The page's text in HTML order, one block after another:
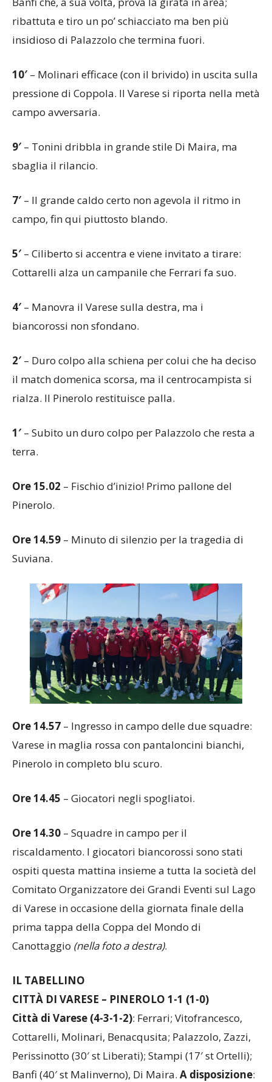
ribattuta e tiro un po’ schiacciato ma ben più
insidioso di Palazzolo che termina fuori.
10′ – Molinari efficace (con il brivido) in uscita sulla
pressione di Coppola. Il Varese si riporta nella metà
campo avversaria.
9′ – Tonini dribbla in grande stile Di Maira, ma
sbaglia il rilancio.
7′ – Il grande caldo certo non agevola il ritmo in
campo, fin qui piuttosto blando.
5′ – Ciliberto si accentra e viene invitato a tirare:
Cottarelli alza un campanile che Ferrari fa suo.
4′ – Manovra il Varese sulla destra, ma i
biancorossi non sfondano.
2′ – Duro colpo alla schiena per colui che ha deciso
il match domenica scorsa, ma il centrocampista si
rialza. Il Pinerolo restituisce palla.
1′ – Subito un duro colpo per Palazzolo che resta a
terra.
Ore 15.02 – Fischio d’inizio! Primo pallone del
Pinerolo.
Ore 14.59 – Minuto di silenzio per la tragedia di
Suviana.
Ore 14.57 – Ingresso in campo delle due squadre:
Varese in maglia rossa con pantaloncini bianchi,
Pinerolo in completo blu scuro.
Ore 14.45 – Giocatori negli spogliatoi.
Ore 14.30 – Squadre in campo per il
riscaldamento. I giocatori biancorossi sono stati
ospiti questa mattina insieme a tutta la società del
Comitato Organizzatore dei Grandi Eventi sul Lago
di Varese in occasione della giornata finale della
prima tappa della Coppa del Mondo di
Canottaggio (nella foto a destra).
IL TABELLINO
CITTÀ DI VARESE – PINEROLO 1-1 (1-0)
Città di Varese (4-3-1-2): Ferrari; Vitofrancesco,
Cottarelli, Molinari, Benacqusita; Palazzolo, Zazzi,
Perissinotto (30′ st Liberati); Stampi (17′ st Ortelli);
Banfi (40′ st Malinverno), Di Maira. A disposizione: